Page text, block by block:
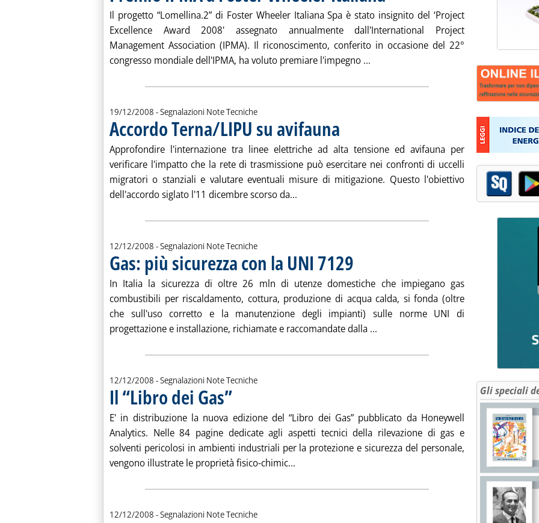
Il progetto “Lomellina.2” di Foster Wheeler Italiana Spa è stato insignito del ‘Project
Excellence Award 2008' assegnato annualmente dall'International Project
Management Association (IPMA). Il riconoscimento, conferito in occasione del 22°
congresso mondiale dell'IPMA, ha voluto premiare l'impegno ...
19/12/2008 - Segnalazioni Note Tecniche
Accordo Terna/LIPU su avifauna . Pubblicata venerdì 19 dicembre 2008 alle 15.53.
Approfondire l'internazione tra linee elettriche ad alta tensione ed avifauna per
verificare l'impatto che la rete di trasmissione può esercitare nei confronti di uccelli
migratori o stanziali e valutare eventuali misure di mitigazione. Questo l'obiettivo
dell'accordo siglato l'11 dicembre scorso da... Leggi tutta la notizia: 'Accordo Terna/LIPU su avifauna'
12/12/2008 - Segnalazioni Note Tecniche
Gas: più sicurezza con la UNI 7129
In Italia la sicurezza di oltre 26 mln di utenze domestiche che impiegano gas
combustibili per riscaldamento, cottura, produzione di acqua calda, si fonda (oltre
che sull'uso corretto e la manutenzione degli impianti) sulle norme UNI di
progettazione e installazione, richiamate e raccomandate dalla ... Leggi tutta la notizia: 'Gas: più
12/12/2008 - Segnalazioni Note Tecniche
Il “Libro dei Gas”. Pubblicata venerdì 12 dicembre 2008 alle 15.41.
E' in distribuzione la nuova edizione del “Libro dei Gas” pubblicato da Honeywell
Analytics. Nelle 84 pagine dedicate agli aspetti tecnici della rilevazione di gas e
solventi pericolosi in ambienti industriali per la protezione e sicurezza del personale,
vengono illustrate le proprietà fisico-chimic...
12/12/2008 - Segnalazioni Note Tecniche
Gli speciali